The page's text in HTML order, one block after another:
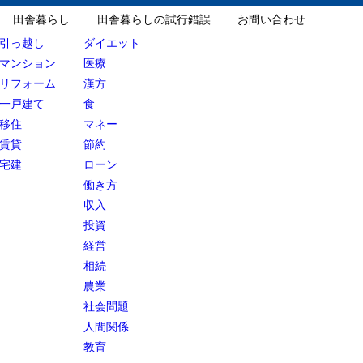
田舎暮らし
引っ越し
マンション
リフォーム
一戸建て
移住
賃貸
宅建
田舎暮らしの試行錯誤
ダイエット
医療
漢方
食
マネー
節約
ローン
働き方
収入
投資
経営
相続
農業
社会問題
人間関係
教育
お問い合わせ